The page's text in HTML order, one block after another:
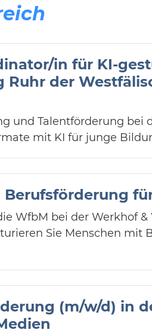
in für KI-
der
und Talentförderung bei
mit KI für junge
WfbM bei der Werkhof
Sie Menschen mit
(m/w/d) in